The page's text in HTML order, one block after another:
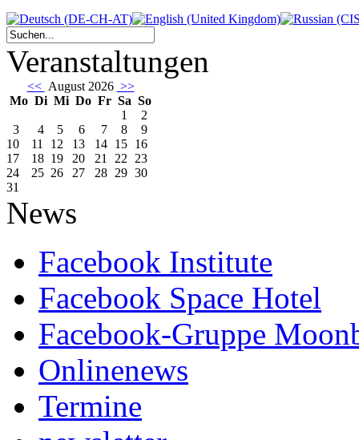
Veranstaltungen
<< August 2026 >>
Mo Di Mi Do Fr Sa So
1
2
3
4 5 6 7 8
9
10
11 12 13 14 15 16
17
18 19 20 21 22 23
24
25 26 27 28 29 30
31
News
Facebook Institute
Facebook Space Hotel
Facebook-Gruppe
Onlinenews
Termine